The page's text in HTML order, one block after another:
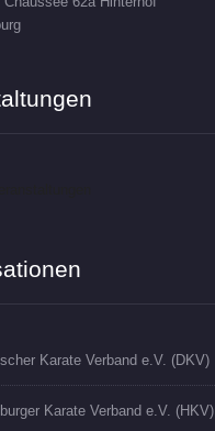
Karate Verband e.V. (DKV)
Karate Verband e.V. (HKV)